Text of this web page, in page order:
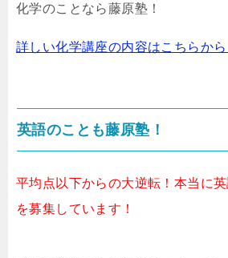
化学のことなら藤原塾！
詳しい化学講座の内容はこちらから
英語のことも藤原塾！
平均点以下からの大逆転！本当に
を募集しています！